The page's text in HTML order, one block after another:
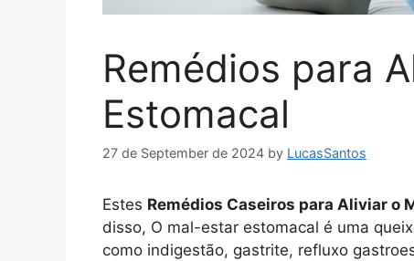
Remédios para
Estomacal
27 de September de 2024 by LucasSantos
Estes Remédios Caseiros para Aliviar o
disso, O mal-estar estomacal é uma
como indigestão, gastrite, refluxo